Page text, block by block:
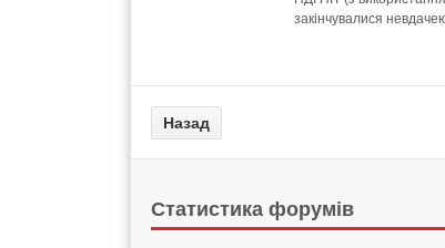
закінчувалися
Статистика форумів